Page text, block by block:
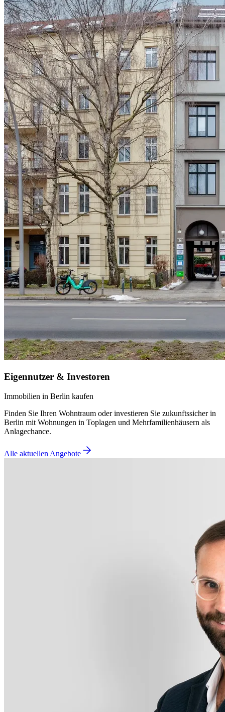
Eigennutzer & Investoren
Immobilien in Berlin kaufen
Finden Sie Ihren Wohntraum oder investieren Sie zukunftssicher in
Berlin mit Wohnungen in Toplagen und Mehrfamilienhäusern als
Anlagechance.
Alle aktuellen Angebote